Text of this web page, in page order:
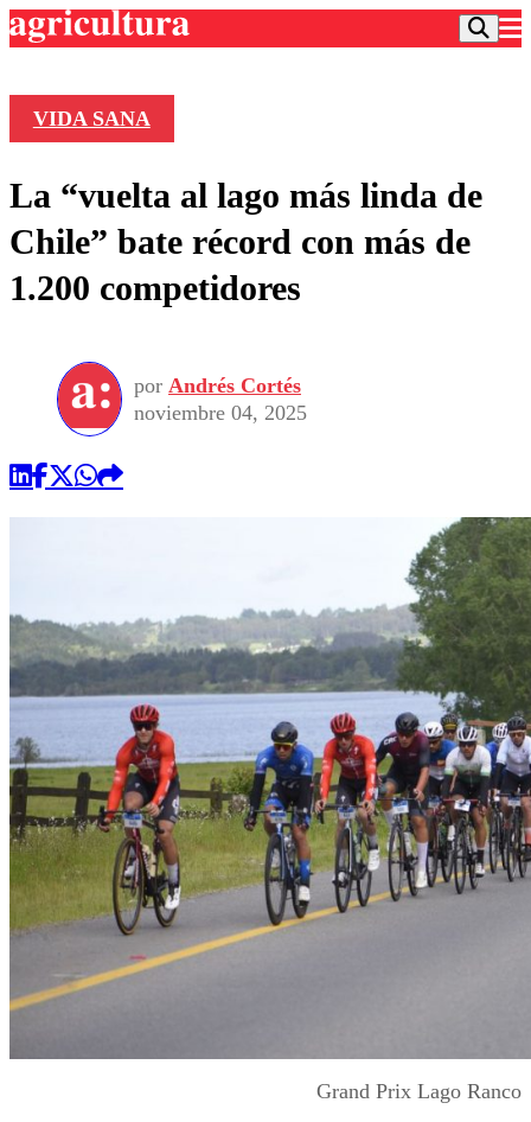
Frecuencias
Agricultura TV
Deportes
Colo Colo
Seleccion Chilena
Torneo Internacional
Entretención
Economía
Internacional
Publicaciones en medios
Opinión
VIDA SANA
La “vuelta al lago más linda de
Chile” bate récord con más de
1.200 competidores
por Andrés Cortés
noviembre 04, 2025
Grand Prix Lago Ranco